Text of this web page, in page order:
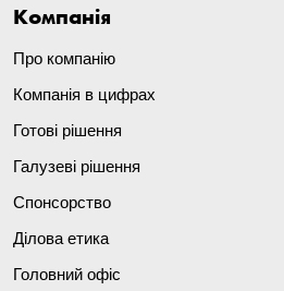
Компанія
Про компанію
Компанія в цифрах
Готові рішення
Галузеві рішення
Спонсорство
Ділова етика
Головний офіс